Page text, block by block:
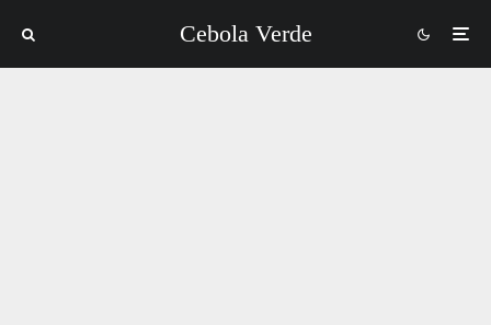
Cebola Verde